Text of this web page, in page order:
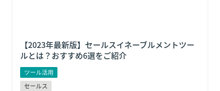
【2023年最新版】セールスイネーブルメントツー
ルとは？おすすめ6選をご紹介
ツール活用
セールス